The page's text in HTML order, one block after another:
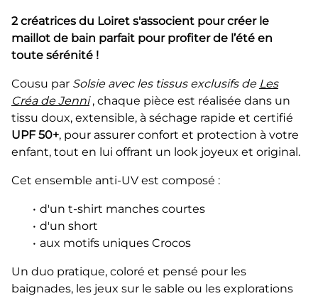
2 créatrices du Loiret s'associent pour créer le
maillot de bain parfait pour profiter de l’été en
toute sérénité !
Cousu par Solsie avec les tissus exclusifs de Les
Créa de Jenni, chaque pièce est réalisée dans un
tissu doux, extensible, à séchage rapide et certifié
UPF 50+, pour assurer confort et protection à votre
enfant, tout en lui offrant un look joyeux et original.
Cet ensemble anti-UV est composé :
d'un t-shirt manches courtes
d'un short
aux motifs uniques Crocos
Un duo pratique, coloré et pensé pour les
baignades, les jeux sur le sable ou les explorations